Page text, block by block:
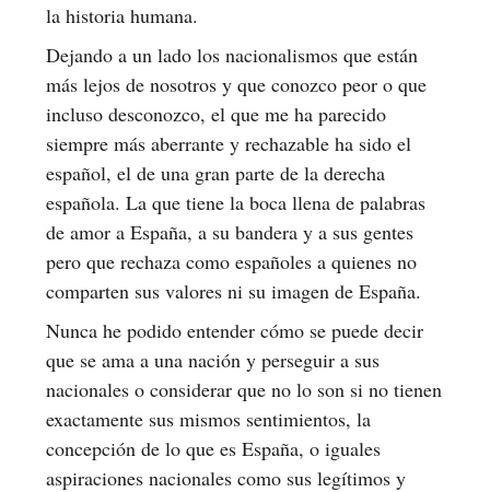
la historia humana.
Dejando a un lado los nacionalismos que están
más lejos de nosotros y que conozco peor o que
incluso desconozco, el que me ha parecido
siempre más aberrante y rechazable ha sido el
español, el de una gran parte de la derecha
española. La que tiene la boca llena de palabras
de amor a España, a su bandera y a sus gentes
pero que rechaza como españoles a quienes no
comparten sus valores ni su imagen de España.
Nunca he podido entender cómo se puede decir
que se ama a una nación y perseguir a sus
nacionales o considerar que no lo son si no tienen
exactamente sus mismos sentimientos, la
concepción de lo que es España, o iguales
aspiraciones nacionales como sus legítimos y